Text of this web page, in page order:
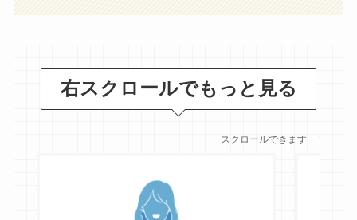
右スクロールでもっと見る
スクロールできます